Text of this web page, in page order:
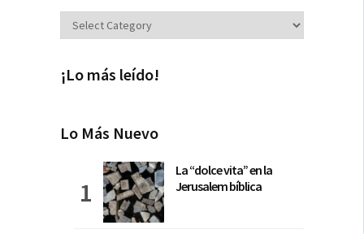
Secciones
¡Lo más leído!
Lo Más Nuevo
La “dolce vita” en la
Jerusalem bíblica